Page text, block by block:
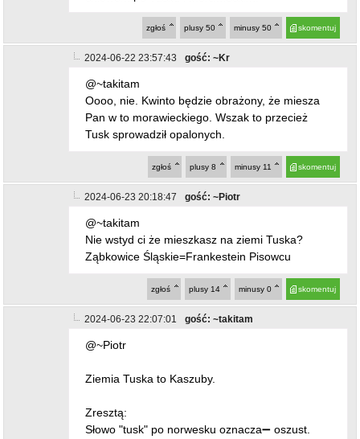
skomentuj
minusy 50
plusy 50
zgłoś
2024-06-22 23:57:43 gość: ~Kr
@~takitam
Oooo, nie. Kwinto będzie obrażony, że miesza
Pan w to morawieckiego. Wszak to przecież
Tusk sprowadził opalonych.
skomentuj
minusy 11
plusy 8
zgłoś
2024-06-23 20:18:47 gość: ~Piotr
@~takitam
Nie wstyd ci że mieszkasz na ziemi Tuska?
Ząbkowice Śląskie=Frankestein Pisowcu
skomentuj
minusy 0
plusy 14
zgłoś
2024-06-23 22:07:01 gość: ~takitam
@~Piotr
Ziemia Tuska to Kaszuby.
Zresztą:
Słowo "tusk" po norwesku oznacza➖ oszust.